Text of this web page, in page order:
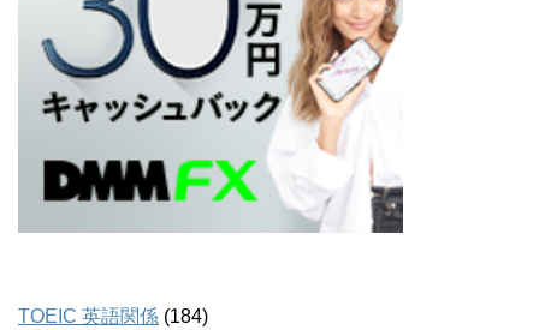
TOEIC 英語関係 (184)